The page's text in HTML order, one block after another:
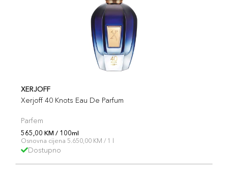
XERJOFF
Xerjoff 40 Knots Eau De Parfum
Parfem
565,00 KM / 100ml
Osnovna cijena 5.650,00 KM / 1 l
Dostupno